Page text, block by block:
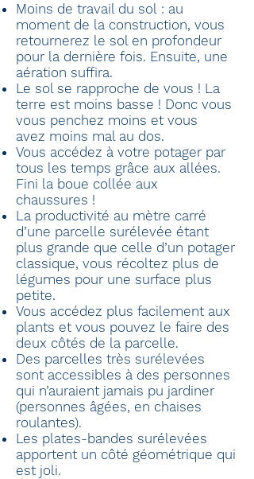
Moins de travail du sol : au
moment de la construction, vous
retournerez le sol en profondeur
pour la dernière fois. Ensuite, une
aération suffira.
Le sol se rapproche de vous ! La
terre est moins basse ! Donc vous
vous penchez moins et vous
avez moins mal au dos.
Vous accédez à votre potager par
tous les temps grâce aux allées.
Fini la boue collée aux
chaussures !
La productivité au mètre carré
d’une parcelle surélevée étant
plus grande que celle d’un potager
classique, vous récoltez plus de
légumes pour une surface plus
petite.
Vous accédez plus facilement aux
plants et vous pouvez le faire des
deux côtés de la parcelle.
Des parcelles très surélevées
sont accessibles à des personnes
qui n’auraient jamais pu jardiner
(personnes âgées, en chaises
roulantes).
Les plates-bandes surélevées
apportent un côté géométrique qui
est joli.